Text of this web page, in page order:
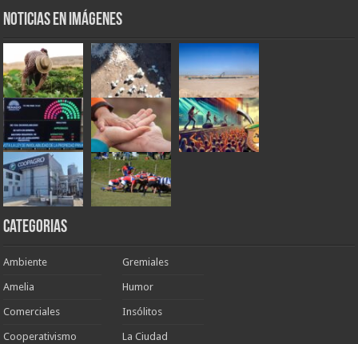
Noticias en Imágenes
Categorias
Ambiente
Amelia
Comerciales
Cooperativismo
Gremiales
Humor
Insólitos
La Ciudad